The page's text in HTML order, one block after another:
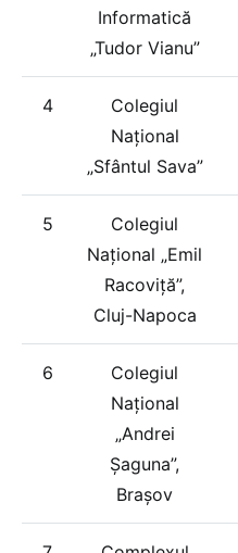
Informatică
„Tudor Vianu”
4
Colegiul
Național
„Sfântul Sava”
5
Colegiul
Național „Emil
Racoviță”,
Cluj-Napoca
6
Colegiul
Național
„Andrei
Șaguna”,
Brașov